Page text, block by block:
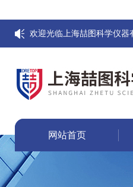
欢迎光临上海喆图科学仪器
网站首页